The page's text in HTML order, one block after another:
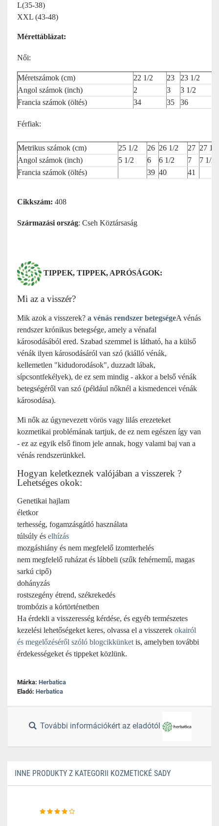
L(35-38)
XXL (43-48)
Mérettáblázat:
Női:
Méretszámok (cm) 22 1/2 23 23 1/2
Angol számok (inch)
2 3 3 1/2
Francia számok (öltés)
34 35 36
Férfiak:
Metrikus számok (cm) 25 1/2 26 26 1/2 27 27 1/2
Angol számok (inch)
5 1/2 6 6 1/2 7
7 1/2
Francia számok (öltés)
39 40 41
Cikkszám: 408
Származási ország: Cseh Köztársaság
TIPPEK, TIPPEK, APRÓSÁGOK:
Mi az a visszér?
Mik azok a visszerek? a vénás rendszer betegségeA vénás
rendszer krónikus betegsége, amely a vénafal
károsodásából ered. Szabad szemmel is látható, ha a külső
vénák ilyen károsodásáról van szó (kiálló vénák,
kellemetlen "kidudorodások", duzzadt lábak,
sípcsontfekélyek), de ez sem mindig - akkor a belső vénák
betegségéről van szó (például nőknél a kismedencei vénák
károsodása).
Mi nők az úgynevezett vörös vagy lilás erezeteket
kozmetikai problémának tartjuk, de ez nem egészen így van
- ez az egyik első finom jele annak, hogy valami baj van a
vénás rendszerünkkel.
Hogyan keletkeznek valójában a visszerek ?
Lehetséges okok:
Genetikai hajlam
életkor
terhesség, fogamzásgátló használata
túlsúly és elhízás
mozgáshiány és nem megfelelő izomterhelés
nem megfelelő ruházat és lábbeli (szűk fehérnemű, magas
sarkú cipő)
dohányzás
rostszegény étrend, székrekedés
trombózis a kórtörténetben
Ha érdekli a visszeresség kérdése, és egyéb természetes
kezelési lehetőségeket keres, olvassa el a visszerek okairól
és megelőzéséről szóló blogcikkünket is, amelyben további
érdekességeket és tippeket közlünk.
Márka: Herbatica
Eladó: Herbatica
További információkért az eladótól
INNE PRODUKTY Z KATEGORII KOZMETICKÉ SADY